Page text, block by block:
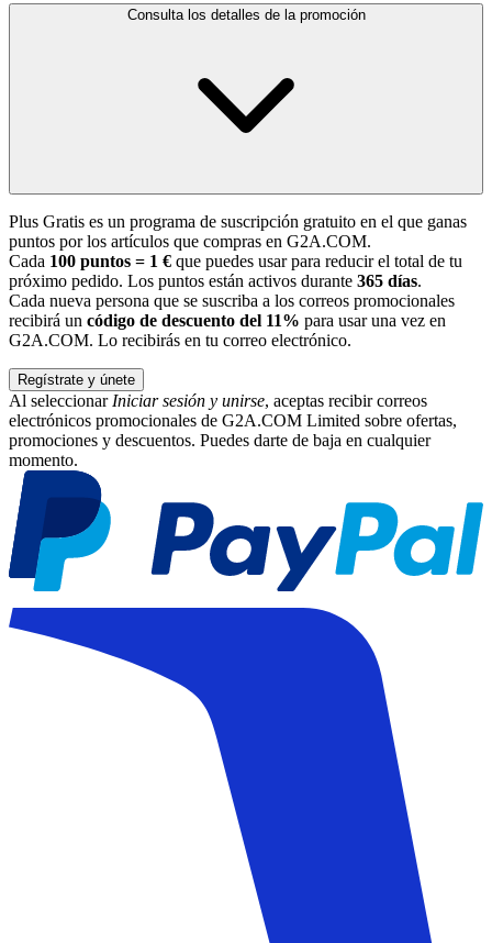
Consulta los detalles de la promoción
Plus Gratis es un programa de suscripción gratuito en el que ganas
puntos por los artículos que compras en G2A.COM.
Cada 100 puntos = 1 € que puedes usar para reducir el total de tu
próximo pedido. Los puntos están activos durante 365 días.
Cada nueva persona que se suscriba a los correos promocionales
recibirá un código de descuento del 11% para usar una vez en
G2A.COM. Lo recibirás en tu correo electrónico.
Regístrate y únete
Al seleccionar Iniciar sesión y unirse, aceptas recibir correos
electrónicos promocionales de G2A.COM Limited sobre ofertas,
promociones y descuentos. Puedes darte de baja en cualquier
momento.